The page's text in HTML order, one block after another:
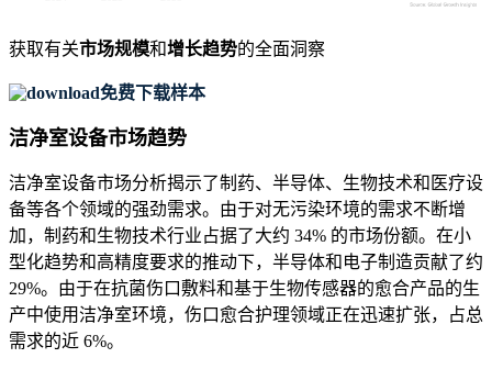
获取有关市场规模和增长趋势的全面洞察
免费下载样本
洁净室设备市场趋势
洁净室设备市场分析揭示了制药、半导体、生物技术和医疗设
备等各个领域的强劲需求。由于对无污染环境的需求不断增
加，制药和生物技术行业占据了大约 34% 的市场份额。在小
型化趋势和高精度要求的推动下，半导体和电子制造贡献了约
29%。由于在抗菌伤口敷料和基于生物传感器的愈合产品的生
产中使用洁净室环境，伤口愈合护理领域正在迅速扩张，占总
需求的近 6%。